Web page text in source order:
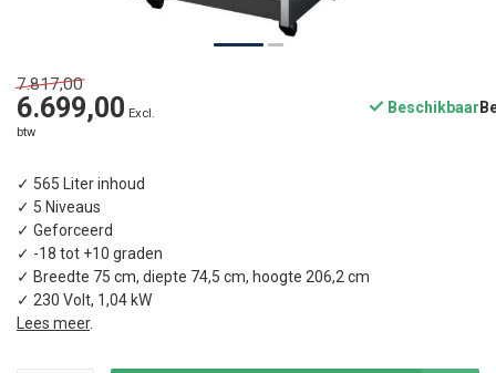
7.817,00
6.699,00 Excl.
btw
Beschikbaar
✓ 565 Liter inhoud
✓ 5 Niveaus
✓ Geforceerd
✓ -18 tot +10 graden
✓ Breedte 75 cm, diepte 74,5 cm, hoogte 206,2 cm
✓ 230 Volt, 1,04 kW
Lees meer.